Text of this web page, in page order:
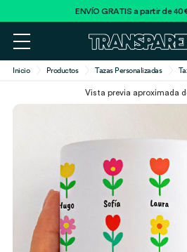
ENVÍO GRATIS a partir de
Inicio Productos Tazas Personalizadas
Vista previa aproximada